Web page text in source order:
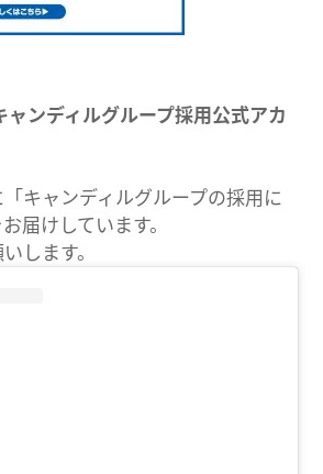
ンディルグループ採用公式アカ
キャンディルグループの採用に
届けしています。
します。